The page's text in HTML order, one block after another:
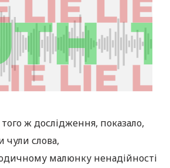
ж дослідження, показало,
чули слова,
малюнку ненадійності